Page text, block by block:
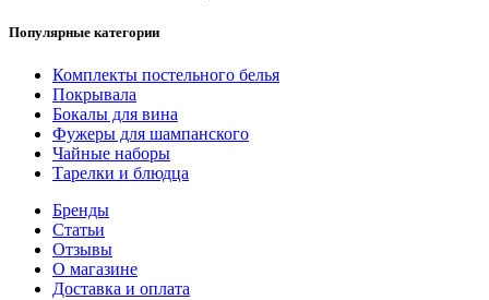
Популярные категории
Комплекты постельного белья
Покрывала
Бокалы для вина
Фужеры для шампанского
Чайные наборы
Тарелки и блюдца
Бренды
Статьи
Отзывы
О магазине
Доставка и оплата